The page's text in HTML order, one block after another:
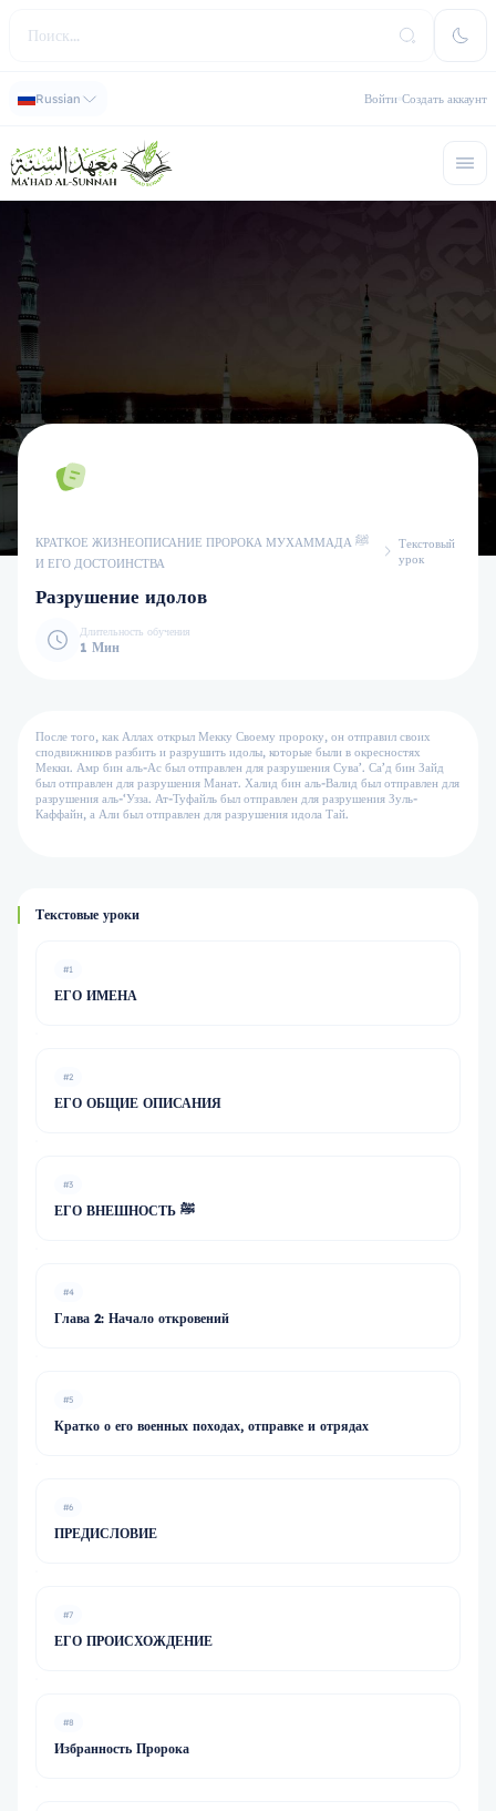
Russian Войти Создать аккаунт
КРАТКОЕ ЖИЗНЕОПИСАНИЕ ПРОРОКА МУХАММАДА ﷺ
И ЕГО ДОСТОИНСТВА
Текстовый
урок
Разрушение идолов
Длительность обучения
1 Мин
После того, как Аллах открыл Мекку Своему пророку, он отправил своих
сподвижников разбить и разрушить идолы, которые были в окресностях
Мекки. Амр бин аль-Ас был отправлен для разрушения Сува’. Са’д бин Зайд
был отправлен для разрушения Манат. Халид бин аль-Валид был отправлен для
разрушения аль-‘Узза. Ат-Туфайль был отправлен для разрушения Зуль-
Каффайн, а Али был отправлен для разрушения идола Тай.
Текстовые уроки
#1
ЕГО ИМЕНА
#2
ЕГО ОБЩИЕ ОПИСАНИЯ
#3
ЕГО ВНЕШНОСТЬ ﷺ
#4
Глава 2: Начало откровений
#5
Кратко о его военных походах, отправке и отрядах
#6
ПРЕДИСЛОВИЕ
#7
ЕГО ПРОИСХОЖДЕНИЕ
#8
Избранность Пророка